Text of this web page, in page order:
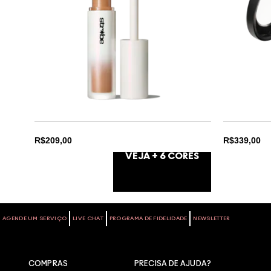
R$209,00
VEJA + 6 CORES
FLASHLITE
SUNBEAM
R$339,00
AGENDE UM SERVIÇO LIVE CHAT PROGRAMA DE FIDELIDADE NEWSLETTER
COMPRAS PRECISA DE AJUDA?